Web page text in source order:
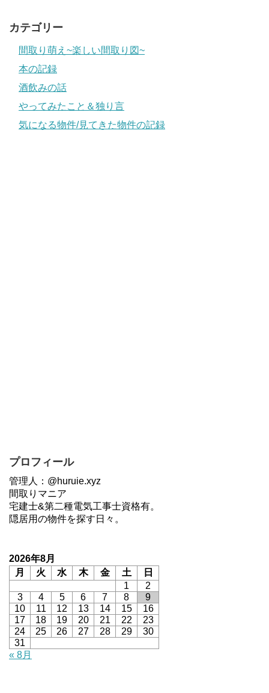
カテゴリー
間取り萌え~楽しい間取り図~
本の記録
酒飲みの話
やってみたこと＆独り言
気になる物件/見てきた物件の記録
プロフィール
管理人：@huruie.xyz
間取りマニア
宅建士&第二種電気工事士資格有。
隠居用の物件を探す日々。
2026年8月
月
火 水 木 金 土
日
1
2
3
4 5 6 7 8
9
10
11 12 13 14 15
16
17
18 19 20 21 22
23
24
25 26 27 28 29
30
31
« 8月